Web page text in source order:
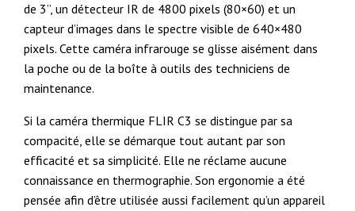
de 3’’, un détecteur IR de 4800 pixels (80×60) et un
capteur d’images dans le spectre visible de 640×480
pixels. Cette caméra infrarouge se glisse aisément dans
la poche ou de la boîte à outils des techniciens de
maintenance.
Si la caméra thermique FLIR C3 se distingue par sa
compacité, elle se démarque tout autant par son
efficacité et sa simplicité. Elle ne réclame aucune
connaissance en thermographie. Son ergonomie a été
pensée afin d’être utilisée aussi facilement qu’un appareil